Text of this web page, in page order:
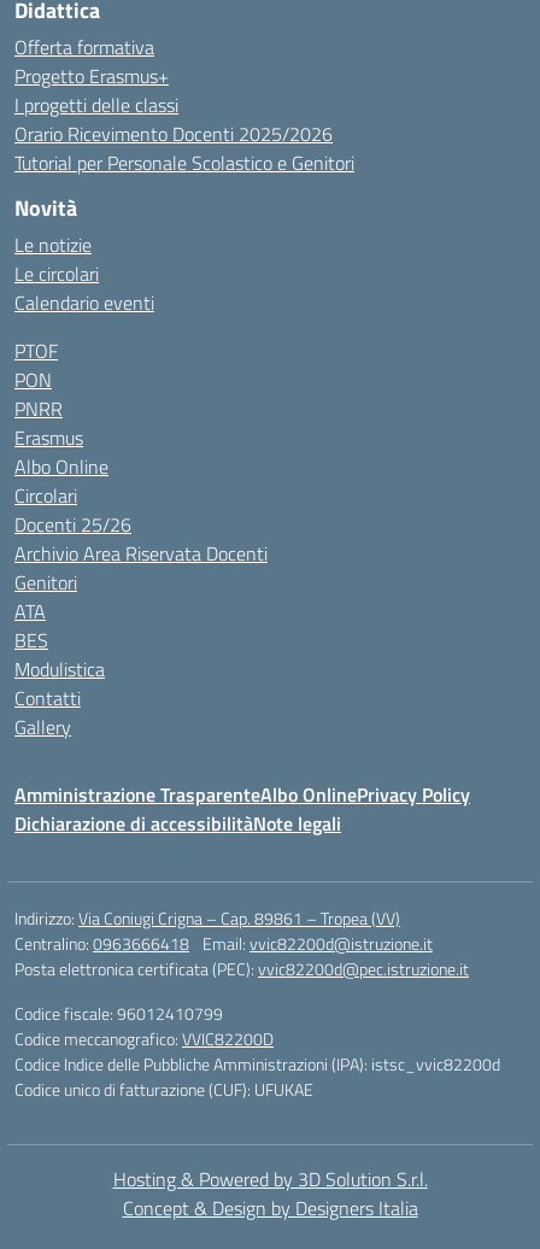
Didattica
Offerta formativa
Progetto Erasmus+
I progetti delle classi
Orario Ricevimento Docenti 2025/2026
Tutorial per Personale Scolastico e Genitori
Novità
Le notizie
Le circolari
Calendario eventi
PTOF
PON
PNRR
Erasmus
Albo Online
Circolari
Docenti 25/26
Archivio Area Riservata Docenti
Genitori
ATA
BES
Modulistica
Contatti
Gallery
Amministrazione TrasparenteAlbo OnlinePrivacy Policy
Dichiarazione di accessibilitàNote legali
Indirizzo:Via Coniugi Crigna – Cap. 89861 – Tropea (VV)
Centralino:0963666418 Email:vvic82200d@istruzione.it
Posta elettronica certificata (PEC):vvic82200d@pec.istruzione.it
Codice fiscale: 96012410799
Codice meccanografico:VVIC82200D
Codice Indice delle Pubbliche Amministrazioni (IPA): istsc_vvic82200d
Codice unico di fatturazione (CUF): UFUKAE
Hosting & Powered by 3D Solution S.r.l.
Concept & Design by Designers Italia